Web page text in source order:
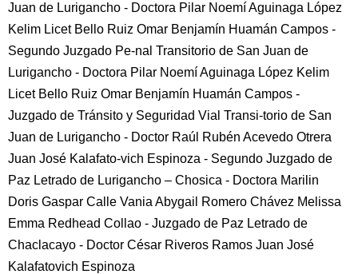
Juan de Lurigancho - Doctora Pilar Noemí Aguinaga López
Kelim Licet Bello Ruiz Omar Benjamín Huamán Campos -
Segundo Juzgado Pe-nal Transitorio de San Juan de
Lurigancho - Doctora Pilar Noemí Aguinaga López Kelim
Licet Bello Ruiz Omar Benjamín Huamán Campos -
Juzgado de Tránsito y Seguridad Vial Transi-torio de San
Juan de Lurigancho - Doctor Raúl Rubén Acevedo Otrera
Juan José Kalafato-vich Espinoza - Segundo Juzgado de
Paz Letrado de Lurigancho – Chosica - Doctora Marilin
Doris Gaspar Calle Vania Abygail Romero Chávez Melissa
Emma Redhead Collao - Juzgado de Paz Letrado de
Chaclacayo - Doctor César Riveros Ramos Juan José
Kalafatovich Espinoza